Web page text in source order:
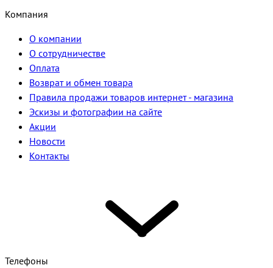
Компания
О компании
О сотрудничестве
Оплата
Возврат и обмен товара
Правила продажи товаров интернет - магазина
Эскизы и фотографии на сайте
Акции
Новости
Контакты
Телефоны